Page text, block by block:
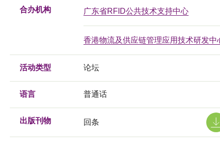
合办机构 广东省RFID公共技术支持中心
香港物流及供应链管理应用技术研发中
活动类型 论坛
语言 普通话
出版刊物 回条